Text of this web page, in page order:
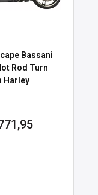
Bassani
Rod Turn
Harley